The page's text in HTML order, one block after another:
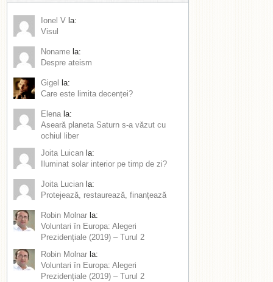
Ionel V la:
Visul
Noname la:
Despre ateism
Gigel
la:
Care este limita decenței?
Elena la:
Aseară planeta Saturn s-a văzut cu
ochiul liber
Joita Luican la:
Iluminat solar interior pe timp de zi?
Joita Lucian la:
Protejează, restaurează, finanțează
Robin Molnar la:
Voluntari în Europa: Alegeri
Prezidențiale (2019) – Turul 2
Robin Molnar la:
Voluntari în Europa: Alegeri
Prezidențiale (2019) – Turul 2